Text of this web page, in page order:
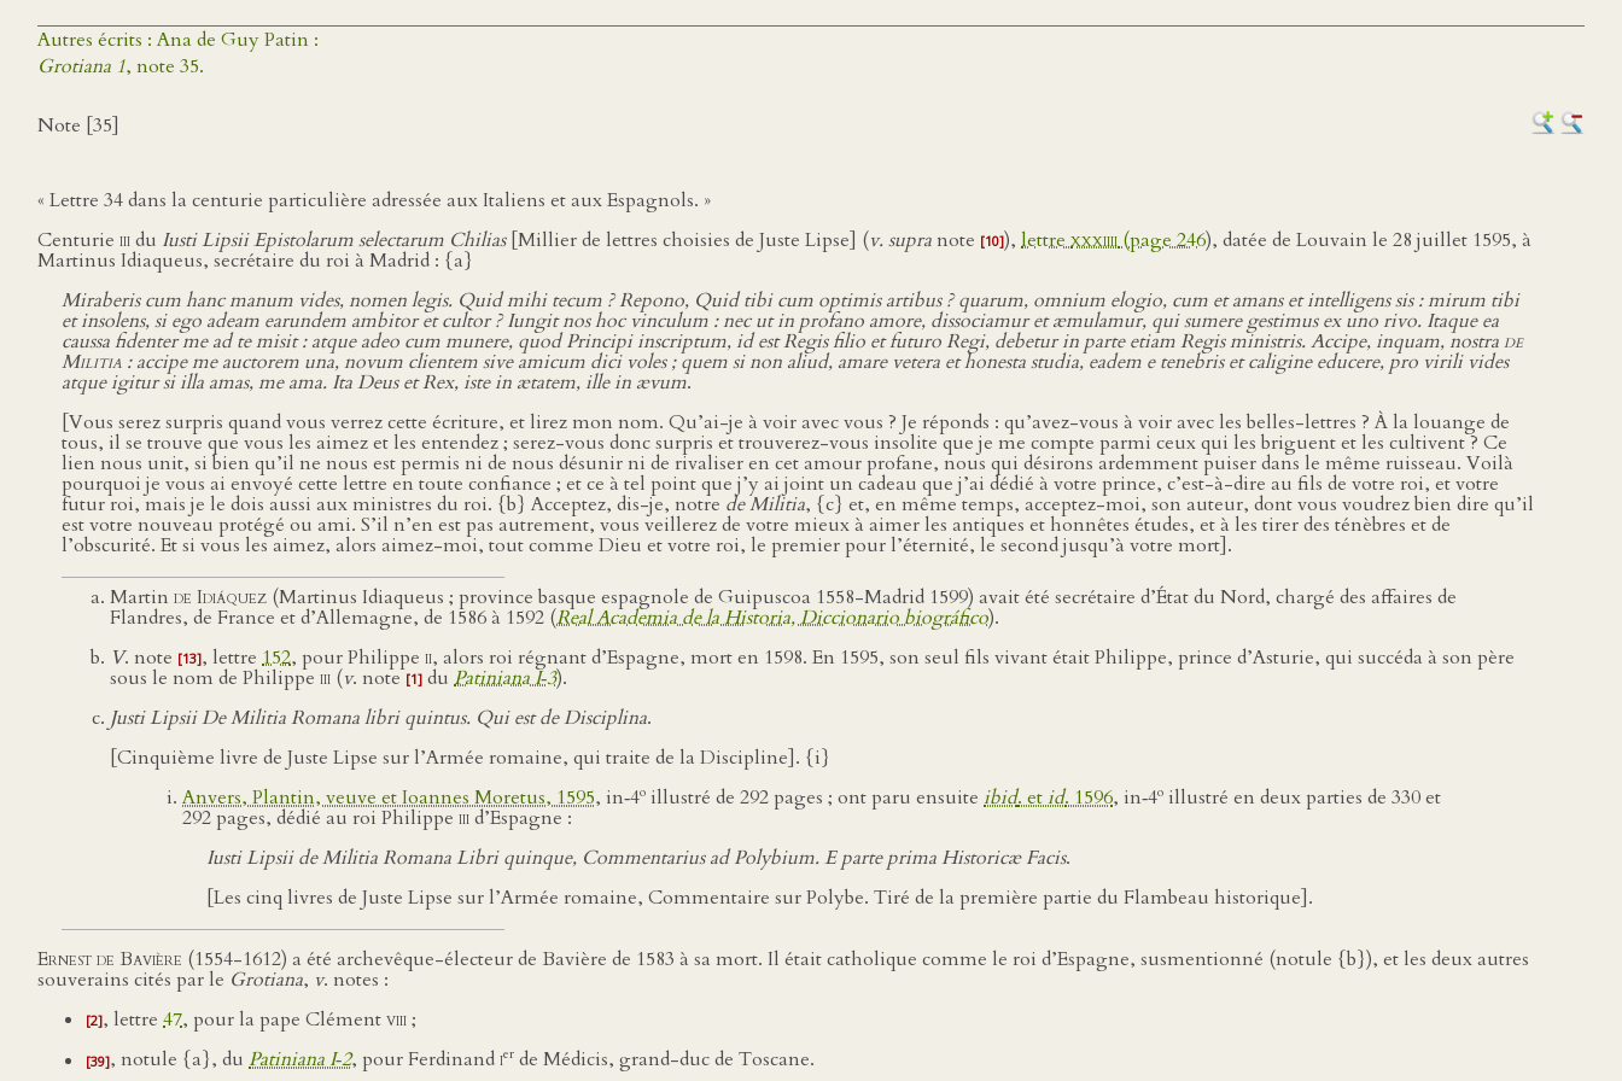
Autres écrits : Ana de Guy Patin :
Grotiana 1, note 35.
Note [35]
« Lettre 34 dans la centurie particulière adressée aux Italiens et aux Espagnols. »
Centurie iiidu Iusti Lipsii Epistolarum selectarum Chilias[Millier de lettres choisies de Juste Lipse] (v. supra note [10]), lettrexxxiiii(page 246), datée de Louvain le 28 juillet 1595, à
Martinus Idiaqueus, secrétaire du roi à Madrid : {a}
Miraberis cum hanc manum vides, nomen legis. Quid mihi tecum ? Repono, Quid tibi cum optimis artibus ? quarum, omnium elogio, cum et amans et intelligens sis : mirum tibi
et insolens, si ego adeam earundem ambitor et cultor ? Iungit nos hoc vinculum : nec ut in profano amore, dissociamur et æmulamur, qui sumere gestimus ex uno rivo. Itaque ea
caussa fidenter me ad te misit : atque adeo cum munere, quod Principi inscriptum, id est Regis filio et futuro Regi, debetur in parte etiam Regis ministris. Accipe, inquam, nostrade
Militia : accipe me auctorem una, novum clientem sive amicum dici voles ; quem si non aliud, amare vetera et honesta studia, eadem e tenebris et caligine educere, pro virili vides
atque igitur si illa amas, me ama. Ita Deus et Rex, iste in ætatem, ille in ævum.
[Vous serez surpris quand vous verrez cette écriture, et lirez mon nom. Qu’ai-je à voir avec vous ? Je réponds : qu’avez-vous à voir avec les belles-lettres ? À la louange de
tous, il se trouve que vous les aimez et les entendez ; serez-vous donc surpris et trouverez-vous insolite que je me compte parmi ceux qui les briguent et les cultivent ? Ce
lien nous unit, si bien qu’il ne nous est permis ni de nous désunir ni de rivaliser en cet amour profane, nous qui désirons ardemment puiser dans le même ruisseau. Voilà
pourquoi je vous ai envoyé cette lettre en toute confiance ; et ce à tel point que j’y ai joint un cadeau que j’ai dédié à votre prince, c’est-à-dire au fils de votre roi, et votre
futur roi, mais je le dois aussi aux ministres du roi. {b} Acceptez, dis-je, notre de Militia, {c} et, en même temps, acceptez-moi, son auteur, dont vous voudrez bien dire qu’il
est votre nouveau protégé ou ami. S’il n’en est pas autrement, vous veillerez de votre mieux à aimer les antiques et honnêtes études, et à les tirer des ténèbres et de
l’obscurité. Et si vous les aimez, alors aimez-moi, tout comme Dieu et votre roi, le premier pour l’éternité, le second jusqu’à votre mort].
Martin de Idiáquez (Martinus Idiaqueus ; province basque espagnole de Guipuscoa 1558-Madrid 1599) avait été secrétaire d’État du Nord, chargé des affaires de
Flandres, de France et d’Allemagne, de 1586 à 1592 (Real Academia de la Historia, Diccionario biográfico).
V. note [13], lettre 152, pour Philippe ii, alors roi régnant d’Espagne, mort en 1598. En 1595, son seul fils vivant était Philippe, prince d’Asturie, qui succéda à son père
sous le nom de Philippe iii (v. note[1] du Patiniana I‑3).
Justi Lipsii De Militia Romana libri quintus. Qui est de Disciplina.
[Cinquième livre de Juste Lipse sur l’Armée romaine, qui traite de la Discipline]. {i}
Anvers, Plantin, veuve et Ioannes Moretus, 1595, in‑4o illustré de 292 pages ; ont paru ensuite ibid. etid. 1596, in‑4o illustré en deux parties de 330 et
292 pages, dédié au roi Philippe iiid’Espagne :
Iusti Lipsii de Militia Romana Libri quinque, Commentarius ad Polybium. E parte prima Historicæ Facis.
[Les cinq livres de Juste Lipse sur l’Armée romaine, Commentaire sur Polybe. Tiré de la première partie du Flambeau historique].
Ernest de Bavière (1554-1612) a été archevêque-électeur de Bavière de 1583 à sa mort. Il était catholique comme le roi d’Espagne, susmentionné (notule {b}), et les deux autres
souverains cités par le Grotiana, v. notes :
[2], lettre 47, pour la pape Clémentviii;
[39], notule {a}, du Patiniana I‑2, pour Ferdinandier de Médicis, grand-duc de Toscane.